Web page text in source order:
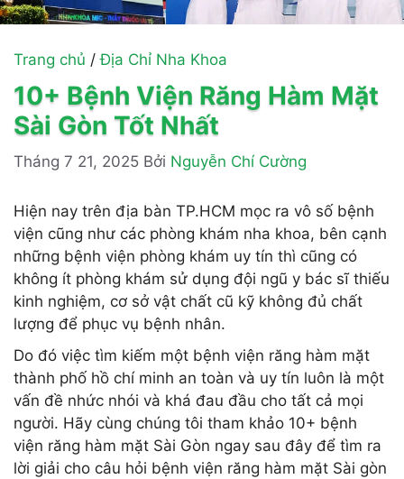
Trang chủ /Địa Chỉ Nha Khoa
10+ Bệnh Viện Răng Hàm Mặt
Sài Gòn Tốt Nhất
Tháng 7 21, 2025 Bởi Nguyễn Chí Cường
Hiện nay trên địa bàn TP.HCM mọc ra vô số bệnh
viện cũng như các phòng khám nha khoa, bên cạnh
những bệnh viện phòng khám uy tín thì cũng có
không ít phòng khám sử dụng đội ngũ y bác sĩ thiếu
kinh nghiệm, cơ sở vật chất cũ kỹ không đủ chất
lượng để phục vụ bệnh nhân.
Do đó việc tìm kiếm một bệnh viện răng hàm mặt
thành phố hồ chí minh an toàn và uy tín luôn là một
vấn đề nhức nhói và khá đau đầu cho tất cả mọi
người. Hãy cùng chúng tôi tham khảo 10+ bệnh
viện răng hàm mặt Sài Gòn ngay sau đây để tìm ra
lời giải cho câu hỏi bệnh viện răng hàm mặt Sài gòn